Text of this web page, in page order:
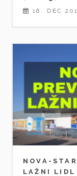
16. DEC
NOVA-
LAŽNI LIDL